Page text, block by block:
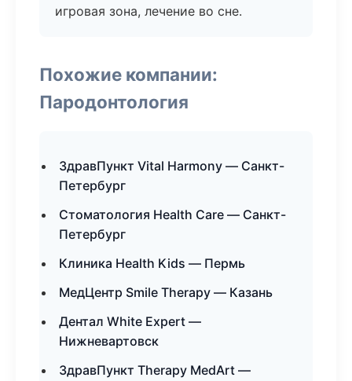
игровая зона, лечение во сне.
Похожие компании:
Пародонтология
ЗдравПункт Vital Harmony — Санкт-
Петербург
Стоматология Health Care — Санкт-
Петербург
Клиника Health Kids — Пермь
МедЦентр Smile Therapy — Казань
Дентал White Expert —
Нижневартовск
ЗдравПункт Therapy MedArt —